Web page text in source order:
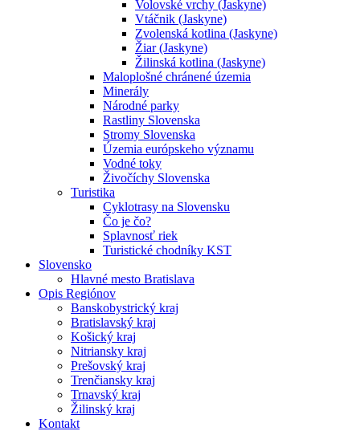
Volovské vrchy (Jaskyne)
Vtáčnik (Jaskyne)
Zvolenská kotlina (Jaskyne)
Žiar (Jaskyne)
Žilinská kotlina (Jaskyne)
Maloplošné chránené územia
Minerály
Národné parky
Rastliny Slovenska
Stromy Slovenska
Územia európskeho významu
Vodné toky
Živočíchy Slovenska
Turistika
Cyklotrasy na Slovensku
Čo je čo?
Splavnosť riek
Turistické chodníky KST
Slovensko
Hlavné mesto Bratislava
Opis Regiónov
Banskobystrický kraj
Bratislavský kraj
Košický kraj
Nitriansky kraj
Prešovský kraj
Trenčiansky kraj
Trnavský kraj
Žilinský kraj
Kontakt